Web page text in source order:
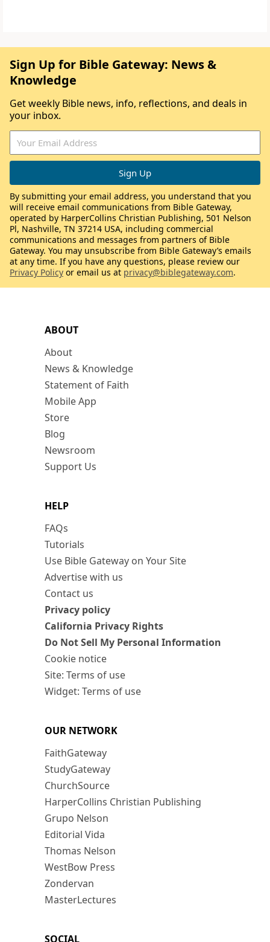
ABOUT
About
News & Knowledge
Statement of Faith
Mobile App
Store
Blog
Newsroom
Support Us
HELP
FAQs
Tutorials
Use Bible Gateway on Your Site
Advertise with us
Contact us
Privacy policy
California Privacy Rights
Do Not Sell My Personal Information
Cookie notice
Site: Terms of use
Widget: Terms of use
OUR NETWORK
FaithGateway
StudyGateway
ChurchSource
HarperCollins Christian Publishing
Grupo Nelson
Editorial Vida
Thomas Nelson
WestBow Press
Zondervan
MasterLectures
SOCIAL
Sign Up for Bible Gateway: News &
Knowledge
Get weekly Bible news, info, reflections, and deals in
your inbox.
By submitting your email address, you understand that you
will receive email communications from Bible Gateway,
operated by HarperCollins Christian Publishing, 501 Nelson
Pl, Nashville, TN 37214 USA, including commercial
communications and messages from partners of Bible
Gateway. You may unsubscribe from Bible Gateway’s emails
at any time. If you have any questions, please review our
Privacy Policy or email us at privacy@biblegateway.com.